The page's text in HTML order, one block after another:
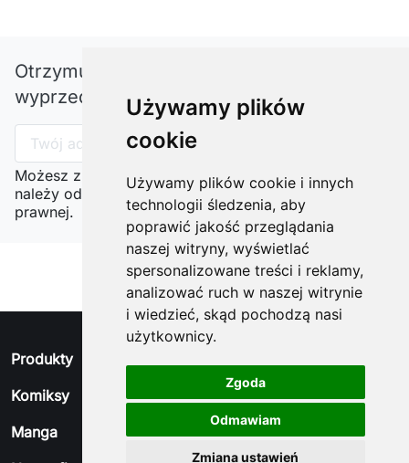
Używamy plików
cookie
Używamy plików cookie i innych
technologii śledzenia, aby
poprawić jakość przeglądania
naszej witryny, wyświetlać
spersonalizowane treści i reklamy,
analizować ruch w naszej witrynie
i wiedzieć, skąd pochodzą nasi
użytkownicy.
Zgoda
Odmawiam
Zmiana ustawień
Otrzymuj informację o nowościach i
wyprzedażach
Możesz zrezygnować w każdej chwili. W tym celu
należy odnaleźć szczegóły w naszej informacji
prawnej.
Produkty
Komiksy
Manga